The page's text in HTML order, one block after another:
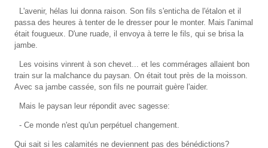
L'avenir, hélas lui donna raison. Son fils s'enticha de l'étalon et il
passa des heures à tenter de le dresser pour le monter. Mais l'animal
était fougueux. D'une ruade, il envoya à terre le fils, qui se brisa la
jambe.
Les voisins vinrent à son chevet... et les commérages allaient bon
train sur la malchance du paysan. On était tout près de la moisson.
Avec sa jambe cassée, son fils ne pourrait guère l'aider.
Mais le paysan leur répondit avec sagesse:
- Ce monde n'est qu'un perpétuel changement.
Qui sait si les calamités ne deviennent pas des bénédictions?